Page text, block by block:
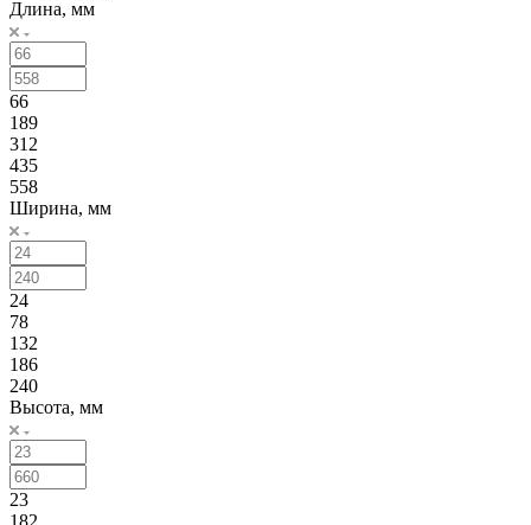
Длина, мм
66
189
312
435
558
Ширина, мм
24
78
132
186
240
Высота, мм
23
182